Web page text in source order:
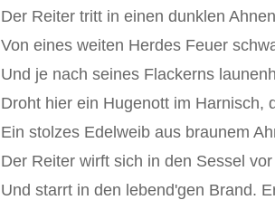
Der Reiter tritt in einen dunklen
Von eines weiten Herdes Feuer
Und je nach seines Flackerns
Droht hier ein Hugenott im Harnisch,
Ein stolzes Edelweib aus braunem
Der Reiter wirft sich in den Sessel
Und starrt in den lebend'gen Brand.